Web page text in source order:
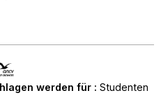
werden für : Studenten